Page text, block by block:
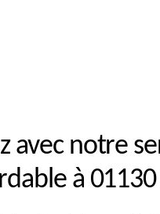
avec notre
à 01130